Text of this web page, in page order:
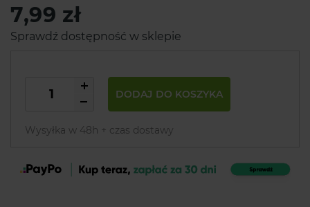
7,99 zł
Sprawdź dostępność w sklepie
DODAJ DO KOSZYKA
Wysyłka w 48h + czas dostawy